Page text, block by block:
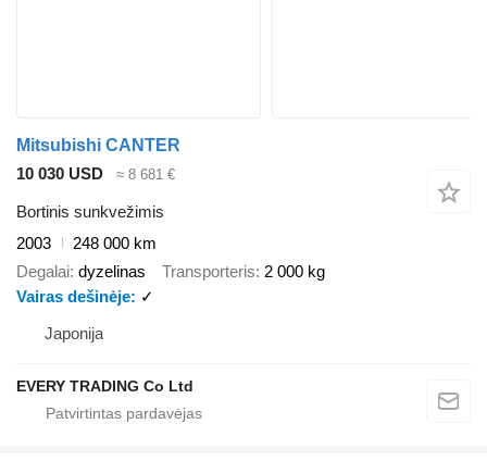
Mitsubishi CANTER
10 030 USD
≈ 8 681 €
Bortinis sunkvežimis
2003
248 000 km
Degalai dyzelinas Transporteris 2 000 kg
Vairas dešinėje
✓
Japonija
EVERY TRADING Co Ltd